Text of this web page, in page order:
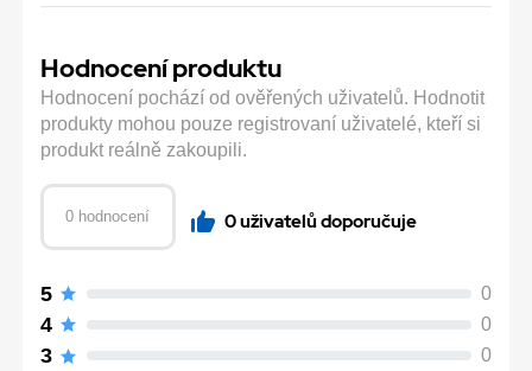
Hodnocení produktu
Hodnocení pochází od ověřených uživatelů. Hodnotit
produkty mohou pouze registrovaní uživatelé, kteří si
produkt reálně zakoupili.
0 hodnocení 0 uživatelů doporučuje
5 0
4 0
3 0